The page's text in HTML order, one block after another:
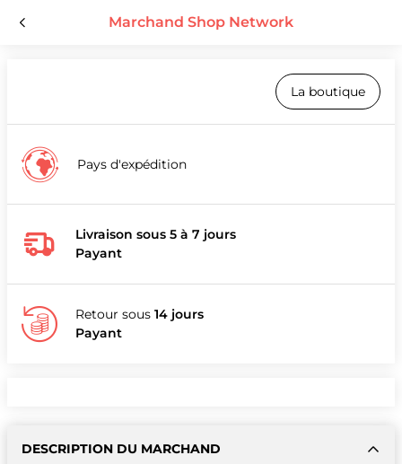
Marchand Shop Network
La boutique
Pays d'expédition
Livraison sous 5 à 7 jours
Payant
Retour sous 14 jours
Payant
DESCRIPTION DU MARCHAND